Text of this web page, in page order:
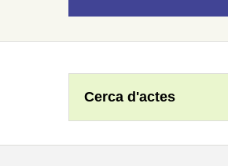
Cerca d'actes